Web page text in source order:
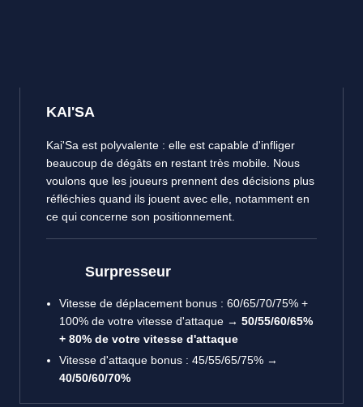
KAI'SA
Kai'Sa est polyvalente : elle est capable d'infliger
beaucoup de dégâts en restant très mobile. Nous
voulons que les joueurs prennent des décisions plus
réfléchies quand ils jouent avec elle, notamment en
ce qui concerne son positionnement.
Surpresseur
Vitesse de déplacement bonus : 60/65/70/75% +
100% de votre vitesse d'attaque → 50/55/60/65%
+ 80% de votre vitesse d'attaque
Vitesse d'attaque bonus : 45/55/65/75% →
40/50/60/70%